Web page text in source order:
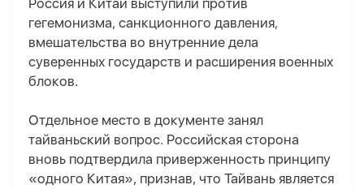
Россия и Китай выступили против
гегемонизма, санкционного давления,
вмешательства во внутренние дела
суверенных государств и расширения военных
блоков.
Отдельное место в документе занял
тайваньский вопрос. Российская сторона
вновь подтвердила приверженность принципу
«одного Китая», признав, что Тайвань является